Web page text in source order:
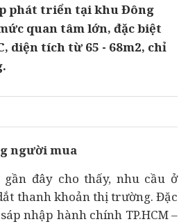
phát triển tại khu Đông
quan tâm lớn, đặc biệt
diện tích từ 65 - 68m2, chỉ
người mua
đây cho thấy, nhu cầu ở
thanh khoản thị trường. Đặc
nhập hành chính TP.HCM –